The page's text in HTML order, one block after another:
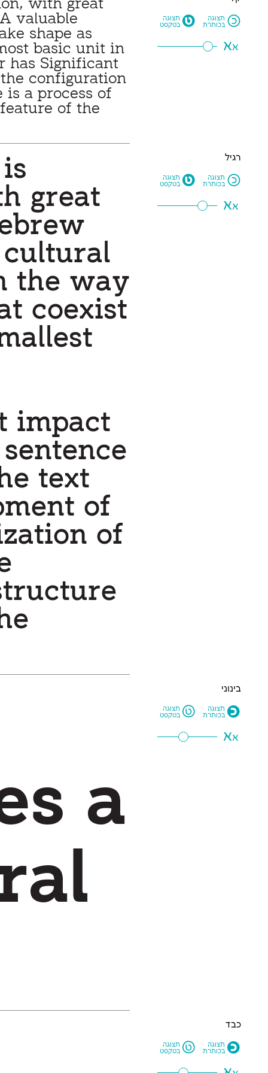
N תצוגה
בכותרת
M תצוגה
בטקסט
אא
רגיל
N תצוגה
בכותרת
M תצוגה
בטקסט
אא
בינוני
O תצוגה
בכותרת
L תצוגה
בטקסט
אא
כבד
O תצוגה
בכותרת
L תצוגה
בטקסט